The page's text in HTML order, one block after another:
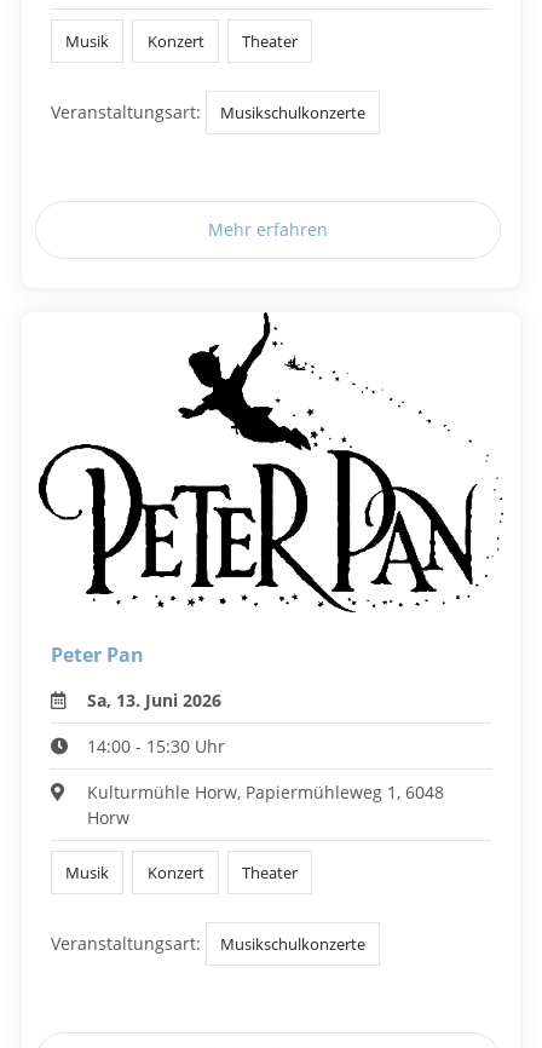
Musik Konzert Theater
Veranstaltungsart: Musikschulkonzerte
Mehr erfahren
Peter Pan
Sa, 13. Juni 2026
14:00 - 15:30 Uhr
Kulturmühle Horw, Papiermühleweg 1, 6048
Horw
Musik Konzert Theater
Veranstaltungsart: Musikschulkonzerte